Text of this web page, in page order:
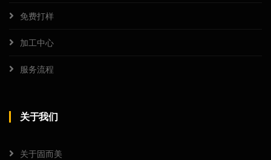
免费打样
加工中心
服务流程
关于我们
关于固而美